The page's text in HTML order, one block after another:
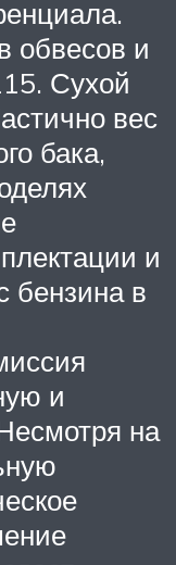
обвесов и
Сухой
вес
бака,
и
бензина в
и
на